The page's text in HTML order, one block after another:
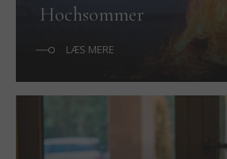
Hochsommer
LÆS MERE